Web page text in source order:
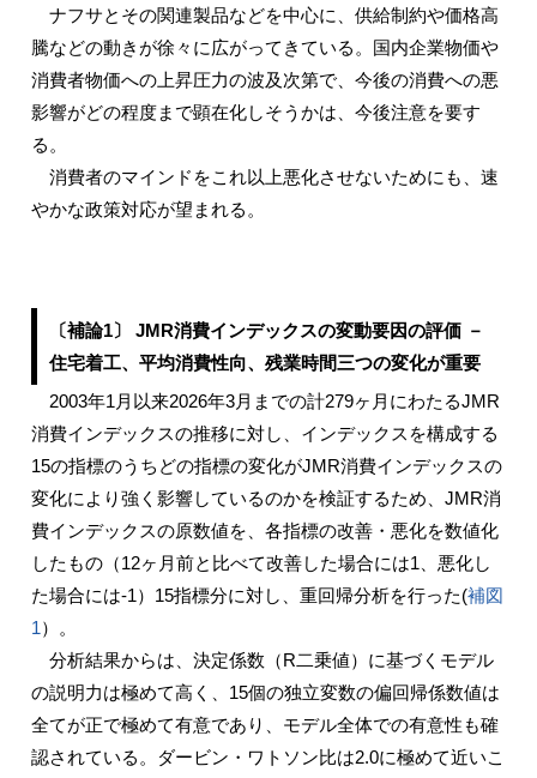
ナフサとその関連製品などを中心に、供給制約や価格高
騰などの動きが徐々に広がってきている。国内企業物価や
消費者物価への上昇圧力の波及次第で、今後の消費への悪
影響がどの程度まで顕在化しそうかは、今後注意を要す
る。
消費者のマインドをこれ以上悪化させないためにも、速
やかな政策対応が望まれる。
〔補論1〕 JMR消費インデックスの変動要因の評価 －
住宅着工、平均消費性向、残業時間三つの変化が重要
2003年1月以来2026年3月までの計279ヶ月にわたるJMR
消費インデックスの推移に対し、インデックスを構成する
15の指標のうちどの指標の変化がJMR消費インデックスの
変化により強く影響しているのかを検証するため、JMR消
費インデックスの原数値を、各指標の改善・悪化を数値化
したもの（12ヶ月前と比べて改善した場合には1、悪化し
た場合には-1）15指標分に対し、重回帰分析を行った(補図
1）。
分析結果からは、決定係数（R二乗値）に基づくモデル
の説明力は極めて高く、15個の独立変数の偏回帰係数値は
全てが正で極めて有意であり、モデル全体での有意性も確
認されている。ダービン・ワトソン比は2.0に極めて近いこ